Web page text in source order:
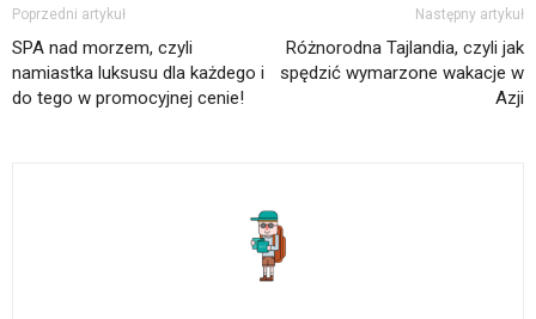
Poprzedni artykuł
SPA nad morzem, czyli
namiastka luksusu dla każdego i
do tego w promocyjnej cenie!
Następny artykuł
Różnorodna Tajlandia, czyli jak
spędzić wymarzone wakacje w
Azji